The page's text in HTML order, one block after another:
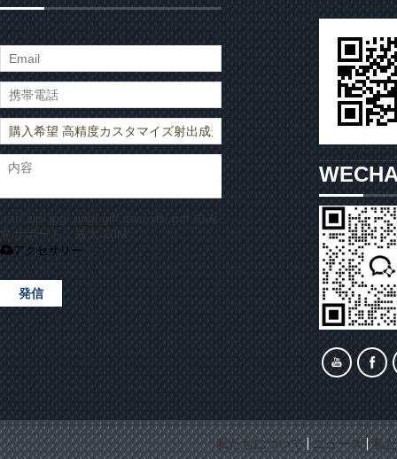
.rar/.zip/.jpg/.png/.gif/.doc/.xls/.pdf のみ
をサポート、最大 20M
アクセサリー
発信
私たちについて ニュース
私